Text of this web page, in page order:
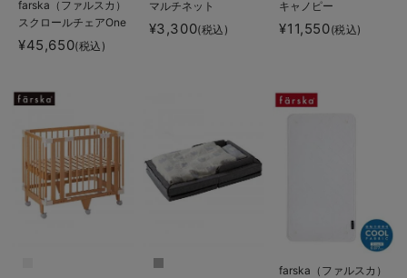
farska（ファルスカ）
スクロールチェアOne
¥45,650(税込)
マルチネット
¥3,300(税込)
キャノピー
¥11,550(税込)
farska（ファルスカ）